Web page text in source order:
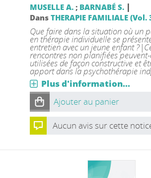
MUSELLE A.; BARNABÉ S. |
Dans THERAPIE FAMILIALE (Vol.
Que faire dans la situation où un
en thérapie individuelle se
entretien avec un jeune enfant
rencontres non planifiées
utilisées de façon constructive et
apport dans la psychothérapie
Plus d'information...
Ajouter au panier
Aucun avis sur cette